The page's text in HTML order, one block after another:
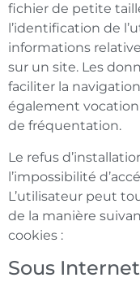
fichier de petite
l’identification de
informations
sur un site. Les
faciliter la
également
de fréquentation.
Le refus
l’impossibilité
L’utilisateur peut
de la manière
cookies :
Sous